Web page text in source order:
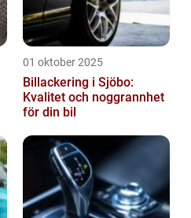
01 oktober 2025
Billackering i Sjöbo:
Kvalitet och noggrannhet
för din bil